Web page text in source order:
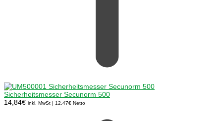
Sicherheitsmesser Secunorm 500
14,84€ inkl. MwSt | 12,47€ Netto